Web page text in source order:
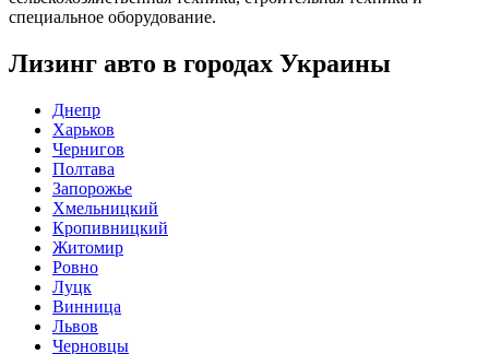
специальное оборудование.
Лизинг авто в городах Украины
Днепр
Харьков
Чернигов
Полтава
Запорожье
Хмельницкий
Кропивницкий
Житомир
Ровно
Луцк
Винница
Львов
Черновцы